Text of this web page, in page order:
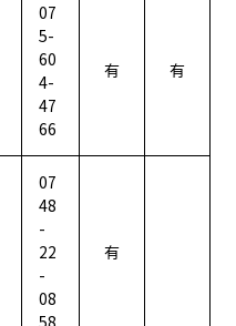
07
5-
60
4-
47
66
有 有
07
48
-
22
-
08
有